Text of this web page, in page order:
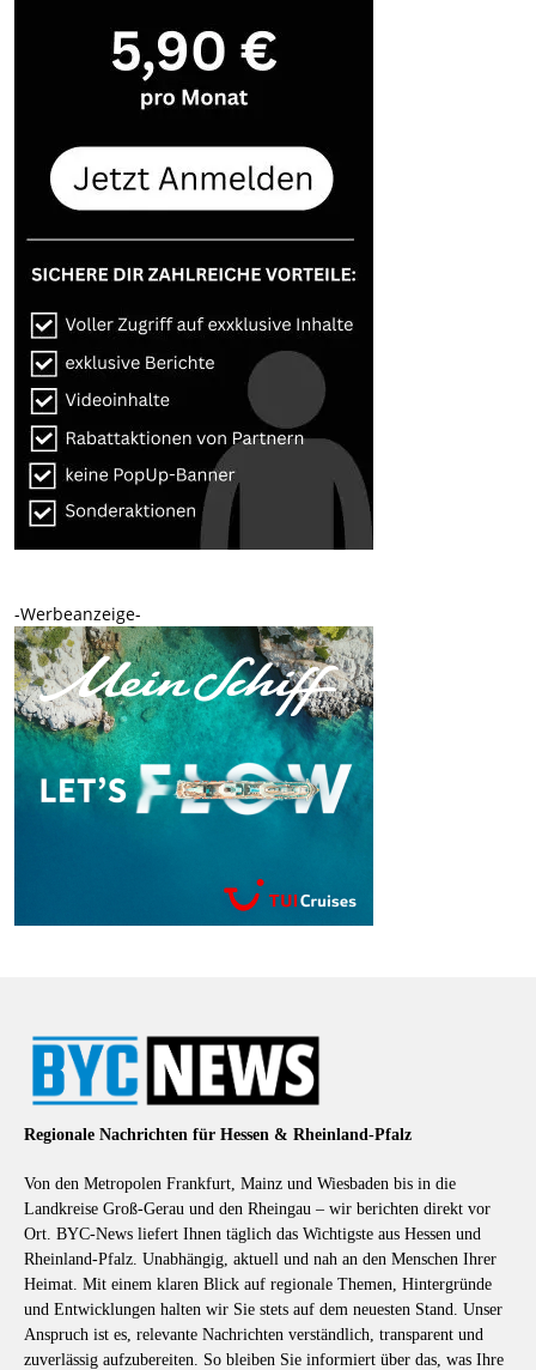
-Werbeanzeige-
Regionale Nachrichten für Hessen & Rheinland-Pfalz
Von den Metropolen Frankfurt, Mainz und Wiesbaden bis in die
Landkreise Groß-Gerau und den Rheingau – wir berichten direkt vor
Ort. BYC-News liefert Ihnen täglich das Wichtigste aus Hessen und
Rheinland-Pfalz. Unabhängig, aktuell und nah an den Menschen Ihrer
Heimat. Mit einem klaren Blick auf regionale Themen, Hintergründe
und Entwicklungen halten wir Sie stets auf dem neuesten Stand. Unser
Anspruch ist es, relevante Nachrichten verständlich, transparent und
zuverlässig aufzubereiten. So bleiben Sie informiert über das, was Ihre